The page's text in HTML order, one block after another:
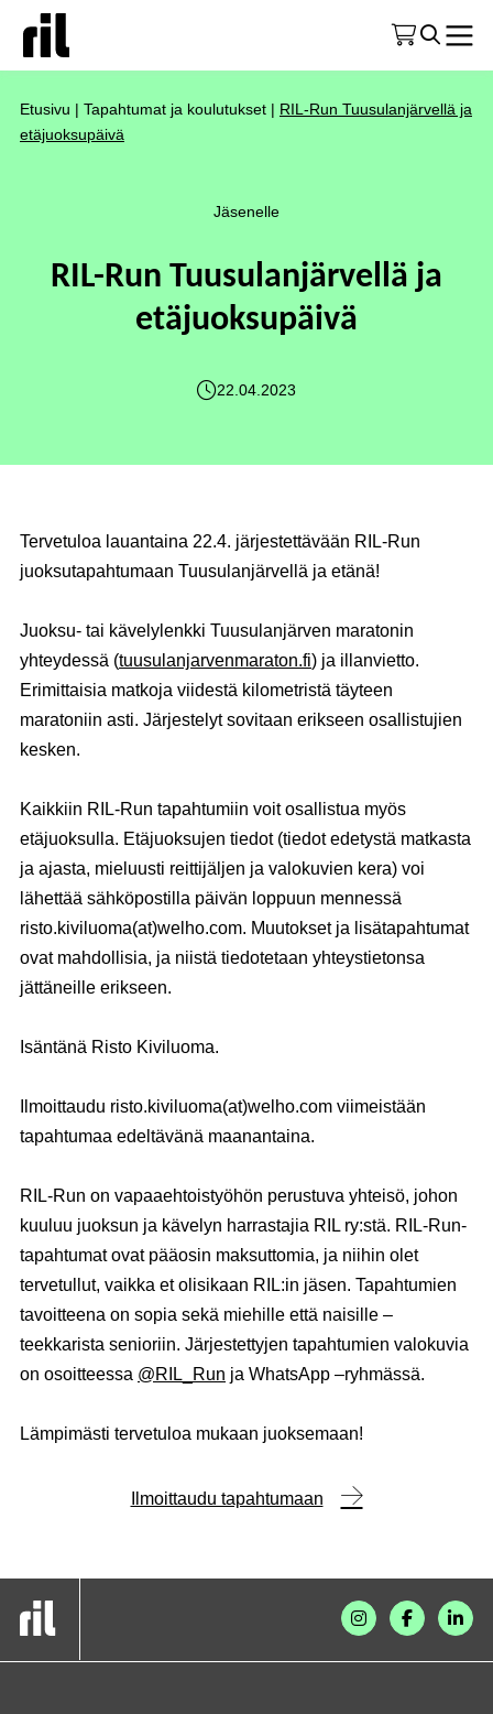
Etusivu | Tapahtumat ja koulutukset | RIL-Run Tuusulanjärvellä ja
etäjuoksupäivä
Jäsenelle
RIL-Run Tuusulanjärvellä ja
etäjuoksupäivä
22.04.2023
Tervetuloa lauantaina 22.4. järjestettävään RIL-Run
juoksutapahtumaan Tuusulanjärvellä ja etänä!
Juoksu- tai kävelylenkki Tuusulanjärven maratonin
yhteydessä (tuusulanjarvenmaraton.fi) ja illanvietto.
Erimittaisia matkoja viidestä kilometristä täyteen
maratoniin asti. Järjestelyt sovitaan erikseen osallistujien
kesken.
Kaikkiin RIL-Run tapahtumiin voit osallistua myös
etäjuoksulla. Etäjuoksujen tiedot (tiedot edetystä matkasta
ja ajasta, mieluusti reittijäljen ja valokuvien kera) voi
lähettää sähköpostilla päivän loppuun mennessä
risto.kiviluoma(at)welho.com. Muutokset ja lisätapahtumat
ovat mahdollisia, ja niistä tiedotetaan yhteystietonsa
jättäneille erikseen.
Isäntänä Risto Kiviluoma.
Ilmoittaudu risto.kiviluoma(at)welho.com viimeistään
tapahtumaa edeltävänä maanantaina.
RIL-Run on vapaaehtoistyöhön perustuva yhteisö, johon
kuuluu juoksun ja kävelyn harrastajia RIL ry:stä. RIL-Run-
tapahtumat ovat pääosin maksuttomia, ja niihin olet
tervetullut, vaikka et olisikaan RIL:in jäsen. Tapahtumien
tavoitteena on sopia sekä miehille että naisille –
teekkarista senioriin. Järjestettyjen tapahtumien valokuvia
on osoitteessa @RIL_Run ja WhatsApp –ryhmässä.
Lämpimästi tervetuloa mukaan juoksemaan!
Ilmoittaudu tapahtumaan